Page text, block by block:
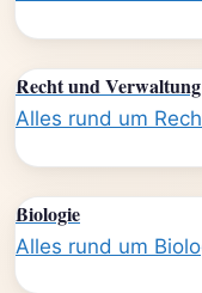
Recht und Verwaltung
Alles rund um
Biologie
Alles rund um